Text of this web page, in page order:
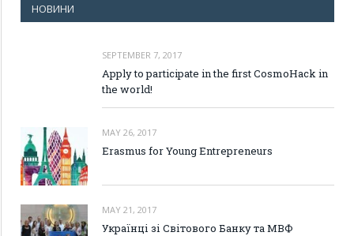
НОВИНИ
SEPTEMBER 7, 2017
Apply to participate in the first CosmoHack in
the world!
MAY 26, 2017
Erasmus for Young Entrepreneurs
MAY 21, 2017
Українці зі Світового Банку та МВФ